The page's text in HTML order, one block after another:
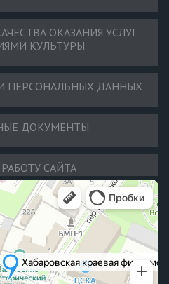
ОКАЗАНИЯ УСЛУГ
КУЛЬТУРЫ
ПЕРСОНАЛЬНЫХ ДАННЫХ
ДОКУМЕНТЫ
САЙТА